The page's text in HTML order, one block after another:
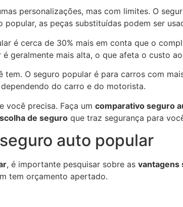
personalizações, mas com limites. O
popular, as peças substituídas podem ser
é cerca de 30% mais em conta que o
geralmente mais alta, o que afeta o custo
O seguro popular é para carros com
do carro e do motorista.
você precisa. Faça um comparativo seguro
de seguro que traz segurança para
auto popular
, é importante pesquisar sobre as vantagens
tem orçamento apertado.